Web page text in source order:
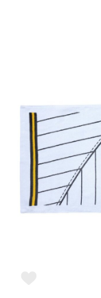
トレー
野球
ゴルフ